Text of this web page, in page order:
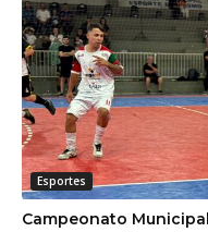
Esportes
Campeonato